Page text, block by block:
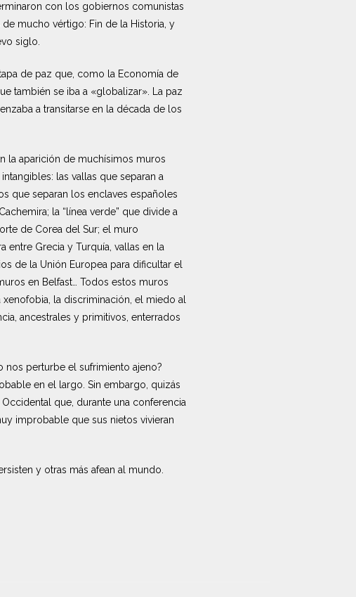
con los gobiernos comunistas
mucho vértigo: Fin de la Historia, y
siglo.
de paz que, como la Economía de
también se iba a «globalizar». La paz
a transitarse en la década de los
la aparición de muchísimos muros
las vallas que separan a
que separan los enclaves españoles
la “línea verde” que divide a
de Corea del Sur; el muro
entre Grecia y Turquía, vallas en la
de la Unión Europea para dificultar el
en Belfast… Todos estos muros
la discriminación, el miedo al
ancestrales y primitivos, enterrados
nos perturbe el sufrimiento ajeno?
en el largo. Sin embargo, quizás
que, durante una conferencia
improbable que sus nietos vivieran
y otras más afean al mundo.